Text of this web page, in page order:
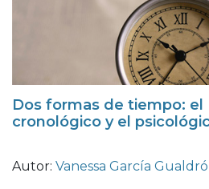
Dos formas de tiempo: el
cronológico y el
Autor: Vanessa García